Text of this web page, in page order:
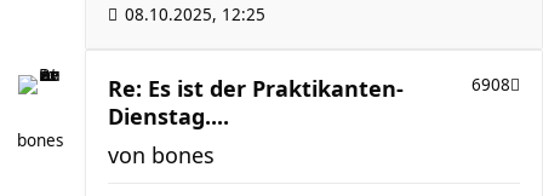
08.10.2025, 12:25
bones
Re: Es ist der Praktikanten-
Dienstag....
6908
von bones